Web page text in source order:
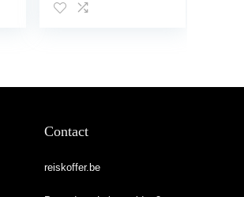
Contact
reiskoffer.be